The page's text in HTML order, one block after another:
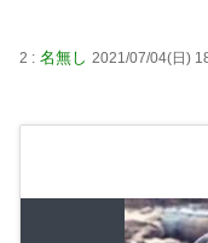
2 : 名無し 2021/07/04(日)